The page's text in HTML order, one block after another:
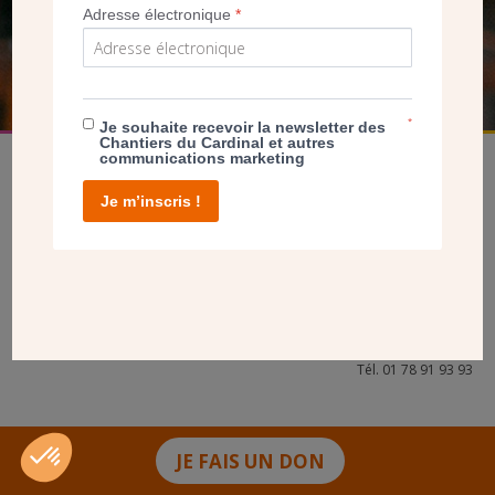
JE FAIS UN DON
FAIRE UN DON
Tél. 01 78 91 93 93
Adresse électronique*
Je souhaite recevoir la newsletter des
Chantiers du Cardinal et autres
communications marketing
*
Je m’inscris !